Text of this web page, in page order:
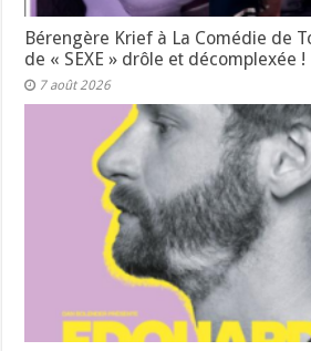
Bérengère Krief à La Comédie de
de « SEXE » drôle et décomplexée !
7 août 2026